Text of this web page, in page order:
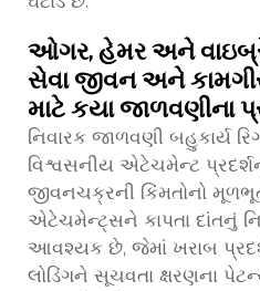
ઓગર, હેમર અને
સેવા જીવન અને
માટે કયા
નિવારક જાળવણી બહુકાર્ય
વિશ્વસનીય એટેચમેન્ટ
જીવનચક્રની કિંમતોનો
એટેચમેન્ટ્સને કાપતા દાંતનું
આવશ્યક છે, જેમાં ખરાબ
લોડિંગને સૂચવતા ક્ષરણના